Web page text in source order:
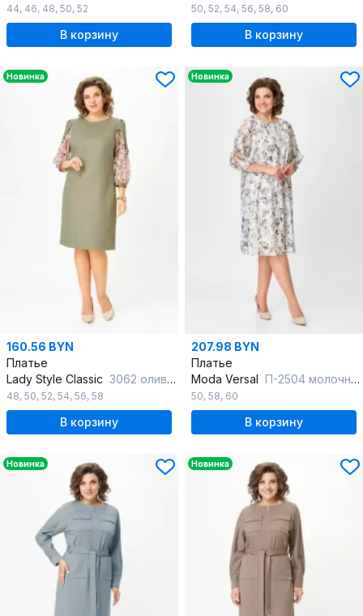
44, 46, 48, 50, 52
В корзину
50, 52, 54, 56, 58, 60
В корзину
Новинка
160.56 BYN
Платье
Lady Style Classic 3062 оливковый
48, 50, 52, 54, 56, 58
В корзину
Новинка
207.98 BYN
Платье
Moda Versal П-2504 молочный
50, 58, 60
В корзину
Новинка Новинка